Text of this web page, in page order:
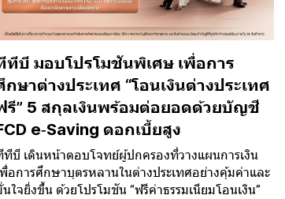
ทีบี มอบโปรโมชันพิเศษ เพื่อการ
กษาต่างประเทศ “โอนเงินต่างประเทศ
รี” 5 สกุลเงินพร้อมต่อยอดด้วยบัญชี
e‑Saving ดอกเบี้ยสูง
ทีบี เดินหน้าตอบโจทย์ผู้ปกครองที่วางแผนการเงิน
พื่อการศึกษาบุตรหลานในต่างประเทศอย่างคุ้มค่าและ
ใจยิ่งขึ้น ด้วยโปรโมชัน “ฟรีค่าธรรมเนียมโอนเงิน”